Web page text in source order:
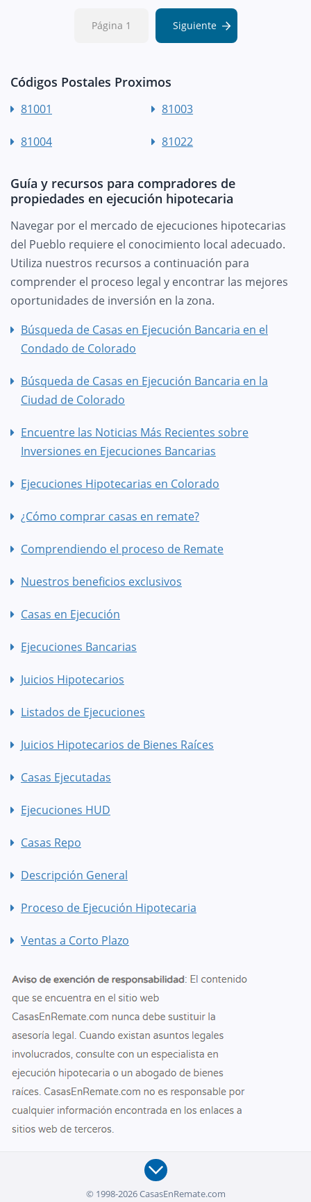
Página 1 Siguiente
Códigos Postales Proximos
81001 81003
81004 81022
Guía y recursos para compradores de
propiedades en ejecución hipotecaria
Navegar por el mercado de ejecuciones hipotecarias
del Pueblo requiere el conocimiento local adecuado.
Utiliza nuestros recursos a continuación para
comprender el proceso legal y encontrar las mejores
oportunidades de inversión en la zona.
Búsqueda de Casas en Ejecución Bancaria en el
Condado de Colorado
Búsqueda de Casas en Ejecución Bancaria en la
Ciudad de Colorado
Encuentre las Noticias Más Recientes sobre
Inversiones en Ejecuciones Bancarias
Ejecuciones Hipotecarias en Colorado
¿Cómo comprar casas en remate?
Comprendiendo el proceso de Remate
Nuestros beneficios exclusivos
Casas en Ejecución
Ejecuciones Bancarias
Juicios Hipotecarios
Listados de Ejecuciones
Juicios Hipotecarios de Bienes Raíces
Casas Ejecutadas
Ejecuciones HUD
Casas Repo
Descripción General
Proceso de Ejecución Hipotecaria
Ventas a Corto Plazo
© 1998-2026 CasasEnRemate.com